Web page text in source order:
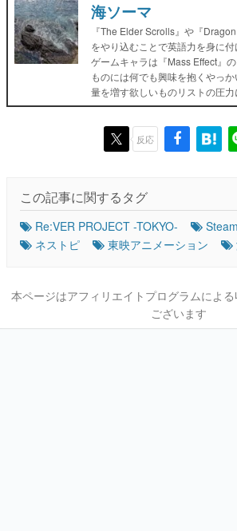
海ソーマ
『The Elder Scrolls』や『
をやり込むことで英語力を身に
ゲームキャラは『Mass Effect』
ものには何でも興味を抱くやっ
量を増す欲しいものリストの圧力
反応
この記事に関するタグ
Re:VER PROJECT -TOKYO- Steam
ネストピ
東映アニメーション
本ページはアフィリエイトプログラムによ
ございます